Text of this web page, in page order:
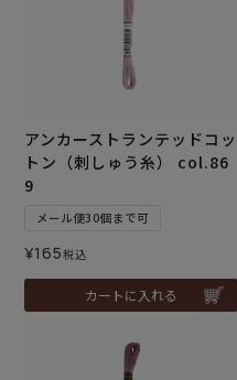
アンカーストランテッドコッ
トン（刺しゅう糸） col.86
9
メール便30個まで可
¥165税込
カートに入れる